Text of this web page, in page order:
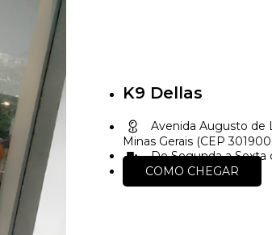
K9 Dellas
Avenida Augusto de
Minas Gerais (CEP
De Segunda a Sexta
COMO CHEGAR